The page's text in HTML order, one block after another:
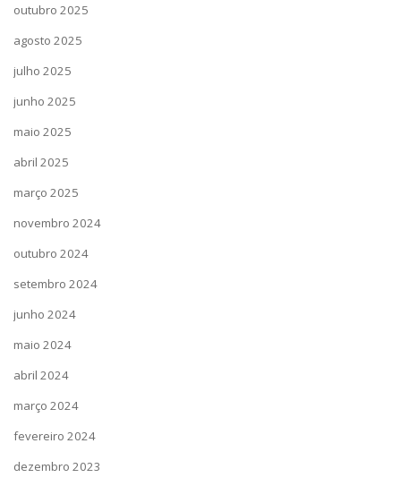
outubro 2025
agosto 2025
julho 2025
junho 2025
maio 2025
abril 2025
março 2025
novembro 2024
outubro 2024
setembro 2024
junho 2024
maio 2024
abril 2024
março 2024
fevereiro 2024
dezembro 2023